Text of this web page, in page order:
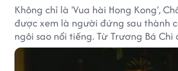
Không chỉ là 'Vua hài Hong Kong',
được xem là người đứng sau thành
ngôi sao nổi tiếng. Từ Trương Bá Chi
không ít diễn viên đã bước sang
nghiệp nhờ cơ hội từ Châu Tinh Trì.